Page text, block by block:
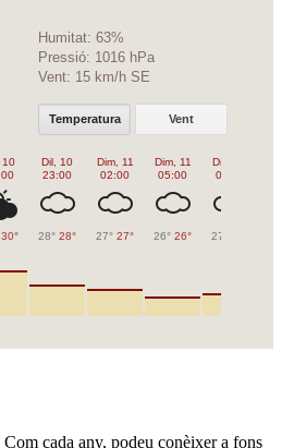
Humitat: 63%
Pressió: 1016 hPa
Vent: 15 km/h SE
Temperatura Vent
10
30°
Dil, 10
23:00
28° 28°
Dim, 11
02:00
27° 27°
Dim, 11
05:00
26° 26°
Dim, 11
08:00
27°
Com cada any, podeu conèixer a fons